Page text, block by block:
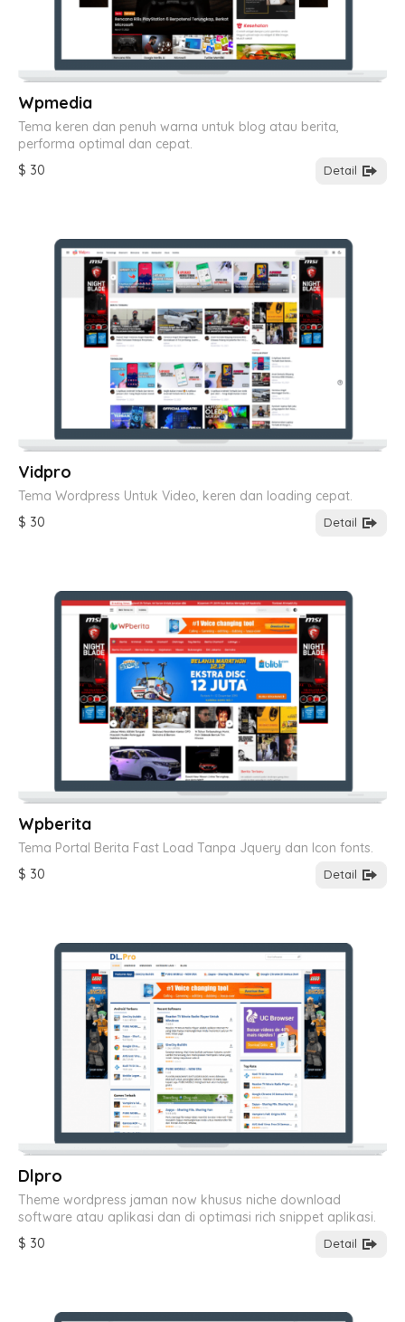
Wpmedia
Tema keren dan penuh warna untuk blog atau berita,
performa optimal dan cepat.
$ 30
Detail
Vidpro
Tema Wordpress Untuk Video, keren dan loading cepat.
$ 30
Detail
Wpberita
Tema Portal Berita Fast Load Tanpa Jquery dan Icon fonts.
$ 30
Detail
Dlpro
Theme wordpress jaman now khusus niche download
software atau aplikasi dan di optimasi rich snippet aplikasi.
$ 30
Detail